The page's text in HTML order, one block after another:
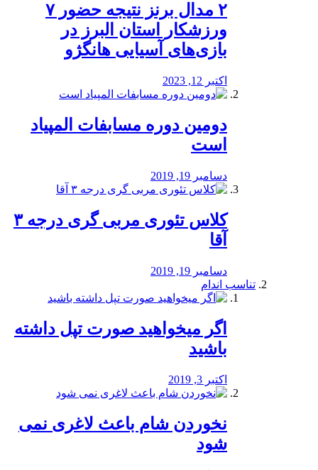
۲ مدال برنز نتیجه حضور ۷
ورزشکار استان البرز در
بازی‌های آسیایی هانگژو
اکتبر 12, 2023
دومین دوره مسابفات المپیاد
است
دسامبر 19, 2019
کلاس تئوری مربی گری درجه ۳
آقا
دسامبر 19, 2019
تناسب اندام
اگر میخواهید صورت تپل داشته
باشید
اکتبر 3, 2019
نخوردن شام باعث لاغری نمی
‌شود